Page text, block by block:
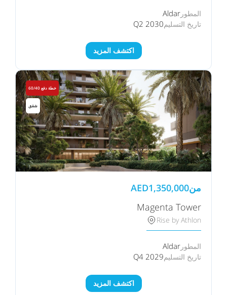
المطور Aldar
تاريخ التسليمQ2 2030
اكتشف المزيد
خطة دفع 60/40
شقق
من AED1,350,000
Magenta Tower
Rise by Athlon
المطور Aldar
تاريخ التسليمQ4 2029
اكتشف المزيد